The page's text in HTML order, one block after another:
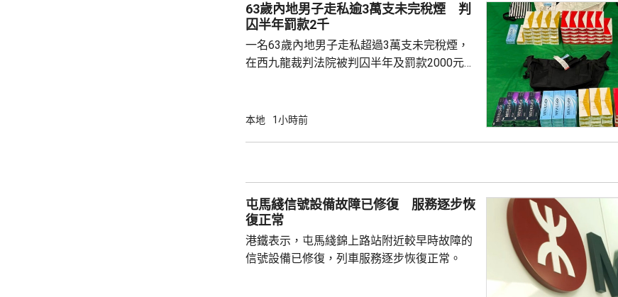
63歲內地男子走私逾3萬支未完稅煙 判
囚半年罰款2千
一名63歲內地男子走私超過3萬支未完稅煙，
在西九龍裁判法院被判囚半年及罰款2000元。
市約14.22萬元，應課稅值約10.44萬元，隨即
本地 1小時前
屯馬綫信號設備故障已修復 服務逐步恢
復正常
港鐵表示，屯馬綫錦上路站附近較早時故障的
信號設備已修復，列車服務逐步恢復正常。